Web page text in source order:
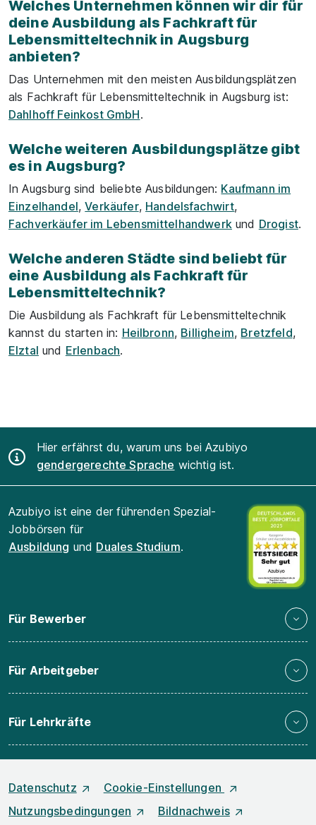
Welches Unternehmen können wir dir für
deine Ausbildung als Fachkraft für
Lebensmitteltechnik in Augsburg
anbieten?
Das Unternehmen mit den meisten Ausbildungsplätzen
als Fachkraft für Lebensmitteltechnik in Augsburg ist:
Dahlhoff Feinkost GmbH.
Welche weiteren Ausbildungsplätze gibt
es in Augsburg?
In Augsburg sind beliebte Ausbildungen: Kaufmann im
Einzelhandel,Verkäufer, Handelsfachwirt,
Fachverkäufer im Lebensmittelhandwerkund Drogist.
Welche anderen Städte sind beliebt für
eine Ausbildung als Fachkraft für
Lebensmitteltechnik?
Die Ausbildung als Fachkraft für Lebensmitteltechnik
kannst du starten in: Heilbronn, Billigheim, Bretzfeld,
Elztal und Erlenbach.
Hier erfährst du, warum uns bei Azubiyo
gendergerechte Sprache wichtig ist.
Azubiyo ist eine der führenden Spezial-
Jobbörsen für
Ausbildung und Duales Studium.
Für Bewerber
Für Arbeitgeber
Für Lehrkräfte
Datenschutz
Cookie-Einstellungen
Nutzungsbedingungen
Bildnachweis